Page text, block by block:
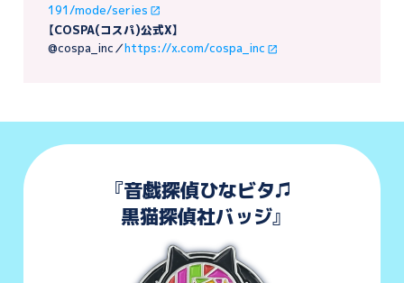
191/mode/series
【COSPA(コスパ)公式X】
@cospa_inc／https://x.com/cospa_inc
『音戯探偵ひなビタ♫
黒猫探偵社バッジ』